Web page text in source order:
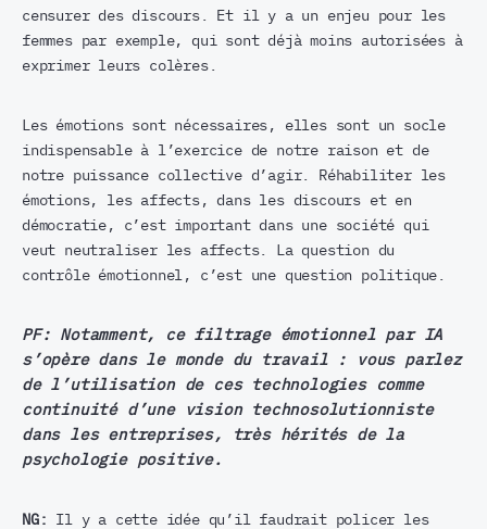
censurer des discours. Et il y a un enjeu pour les
femmes par exemple, qui sont déjà moins autorisées à
exprimer leurs colères.
Les émotions sont nécessaires, elles sont un socle
indispensable à l’exercice de notre raison et de
notre puissance collective d’agir. Réhabiliter les
émotions, les affects, dans les discours et en
démocratie, c’est important dans une société qui
veut neutraliser les affects. La question du
contrôle émotionnel, c’est une question politique.
PF: Notamment, ce filtrage émotionnel par IA
s’opère dans le monde du travail : vous parlez
de l’utilisation de ces technologies comme
continuité d’une vision technosolutionniste
dans les entreprises, très hérités de la
psychologie positive.
NG: Il y a cette idée qu’il faudrait policer les